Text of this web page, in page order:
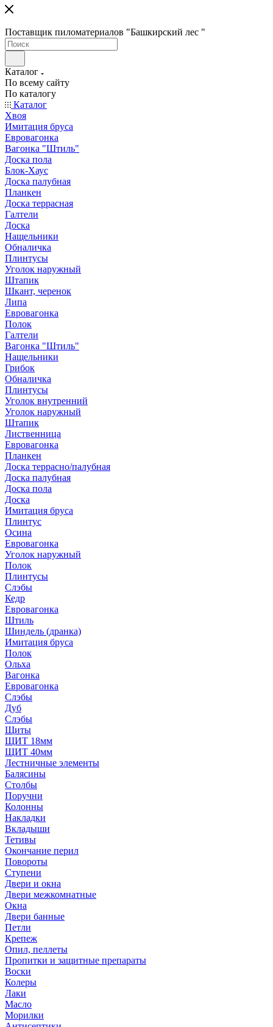
Поставщик пиломатериалов "Башкирский лес "
Каталог
По всему сайту
По каталогу
Каталог
Хвоя
Имитация бруса
Евровагонка
Вагонка "Штиль"
Доска пола
Блок-Хаус
Доска палубная
Планкен
Доска террасная
Галтели
Доска
Нащельники
Обналичка
Плинтусы
Уголок наружный
Штапик
Шкант, черенок
Липа
Евровагонка
Полок
Галтели
Вагонка "Штиль"
Нащельники
Грибок
Обналичка
Плинтусы
Уголок внутренний
Уголок наружный
Штапик
Лиственница
Евровагонка
Планкен
Доска террасно/палубная
Доска палубная
Доска пола
Доска
Имитация бруса
Плинтус
Осина
Евровагонка
Уголок наружный
Полок
Плинтусы
Слэбы
Кедр
Евровагонка
Штиль
Шиндель (дранка)
Имитация бруса
Полок
Ольха
Вагонка
Евровагонка
Слэбы
Дуб
Слэбы
Щиты
ЩИТ 18мм
ЩИТ 40мм
Лестничные элементы
Балясины
Столбы
Поручни
Колонны
Накладки
Вкладыши
Тетивы
Окончание перил
Повороты
Ступени
Двери и окна
Двери межкомнатные
Окна
Двери банные
Петли
Крепеж
Опил, пеллеты
Пропитки и защитные препараты
Воски
Колеры
Лаки
Масло
Морилки